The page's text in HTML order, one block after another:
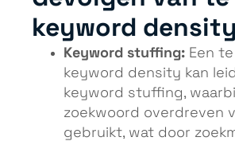
keyword density
Keyword stuffing: Een
keyword density kan
keyword stuffing,
zoekwoord overdreven
gebruikt, wat door